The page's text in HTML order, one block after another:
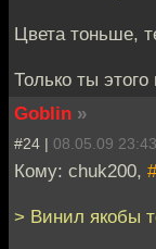
Цвета тоньше,
Только ты
Goblin »
#24 | 08.05.09 23:43
Кому: chuk200,
> Винил якобы